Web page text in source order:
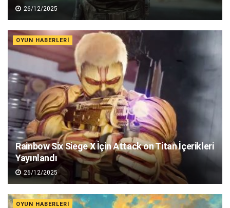
26/12/2025
OYUN HABERLERI
Rainbow Six Siege X İçin Attack on Titan İçerikleri
Yayınlandı
26/12/2025
OYUN HABERLERI